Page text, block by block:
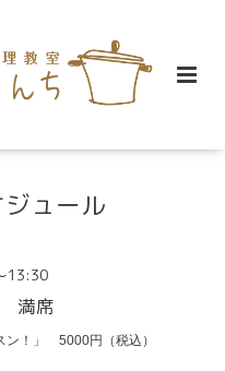
ュール
13:30
満席
ン！」 5000円（税込）